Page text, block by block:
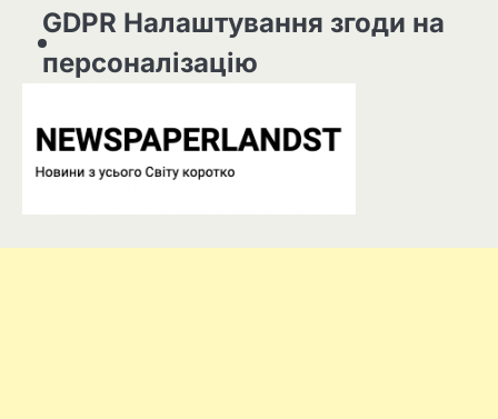
GDPR Налаштування згоди на
персоналізацію